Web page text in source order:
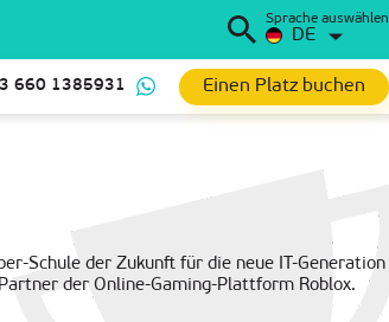
Sprache auswählen
DE
660 1385931 Einen Platz buchen
Schule der Zukunft für die neue IT-Generation
der Online-Gaming-Plattform Roblox.